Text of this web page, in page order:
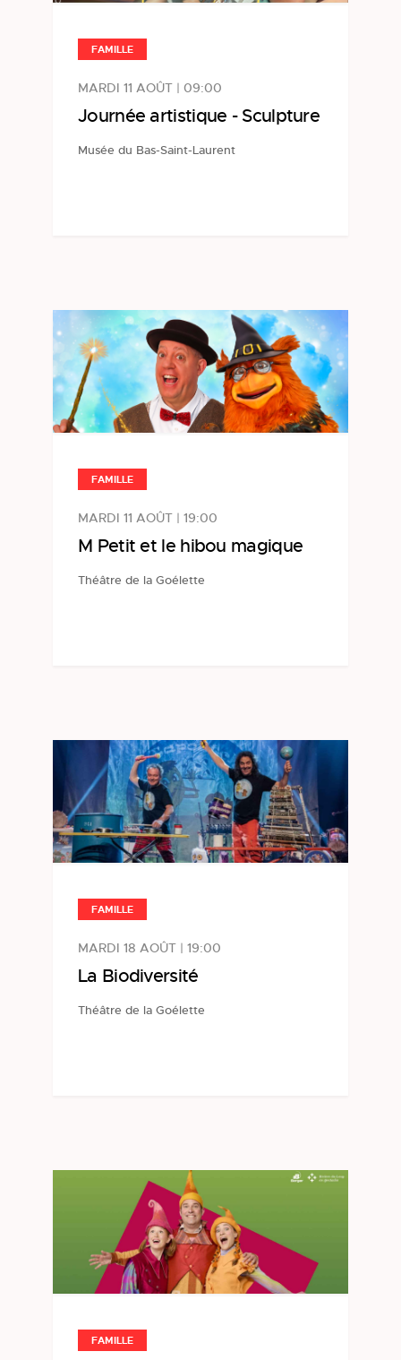
FAMILLE
MARDI 11 AOÛT | 09:00
Journée artistique - Sculpture
Musée du Bas-Saint-Laurent
FAMILLE
MARDI 11 AOÛT | 19:00
M Petit et le hibou magique
Théâtre de la Goélette
FAMILLE
MARDI 18 AOÛT | 19:00
La Biodiversité
Théâtre de la Goélette
FAMILLE